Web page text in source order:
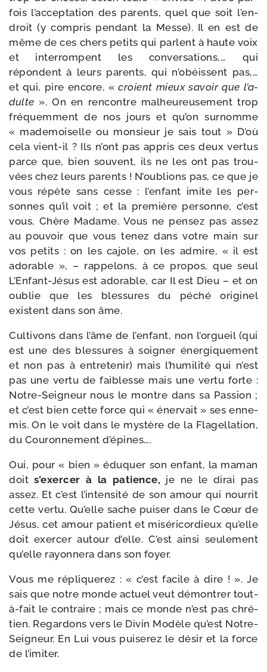
fois l’ac­cep­ta­tion des parents, quel que soit l’en­
droit (y com­pris pen­dant la Messe). Il en est de
même de ces chers petits qui parlent à haute voix
et inter­rompent les conver­sa­tions,… qui
répondent à leurs parents, qui n’o­béissent pas,…
et qui, pire encore, «croient mieux savoir que l’a­
dulte ». On en ren­contre mal­heu­reu­se­ment trop
fré­quem­ment de nos jours et qu’on sur­nomme
« made­moi­selle ou mon­sieur je sais tout » D’où
cela vient-​il ? Ils n’ont pas appris ces deux ver­tus
parce que, bien sou­vent, ils ne les ont pas trou­
vées chez leurs parents ! N’oublions pas, ce que je
vous répète sans cesse : l’en­fant imite les per­
sonnes qu’il voit ; et la pre­mière per­sonne, c’est
vous, Chère Madame. Vous ne pen­sez pas assez
au pou­voir que vous tenez dans votre main sur
vos petits : on les cajole, on les admire, « il est
ado­rable », – rap­pe­lons, à ce pro­pos, que seul
L’Enfant-Jésus est ado­rable, car Il est Dieu – et on
oublie que les bles­sures du péché ori­gi­nel
existent dans son âme.
Cultivons dans l’âme de l’en­fant, non l’or­gueil (qui
est une des bles­sures à soi­gner éner­gi­que­ment
et non pas à entre­te­nir) mais l’hu­mi­li­té qui n’est
pas une ver­tu de fai­blesse mais une ver­tu forte :
Notre-​Seigneur nous le montre dans sa Passion ;
et c’est bien cette force qui « éner­vait » ses enne­
mis. On le voit dans le mys­tère de la Flagellation,
du Couronnement d’épines….
Oui, pour « bien » édu­quer son enfant, la maman
doits’exer­cer à la patience, je ne le dirai pas
assez. Et c’est l’in­ten­si­té de son amour qui nour­rit
cette ver­tu. Qu’elle sache pui­ser dans le Cœur de
Jésus, cet amour patient et misé­ri­cor­dieux qu’elle
doit exer­cer autour d’elle. C’est ain­si seule­ment
qu’elle rayon­ne­ra dans son foyer.
Vous me répli­que­rez : « c’est facile à dire ! ». Je
sais que notre monde actuel veut démon­trer tout-​
à-​fait le contraire ; mais ce monde n’est pas chré­
tien. Regardons vers le Divin Modèle qu’est Notre-​
Seigneur. En Lui vous pui­se­rez le désir et la force
de l’imiter.